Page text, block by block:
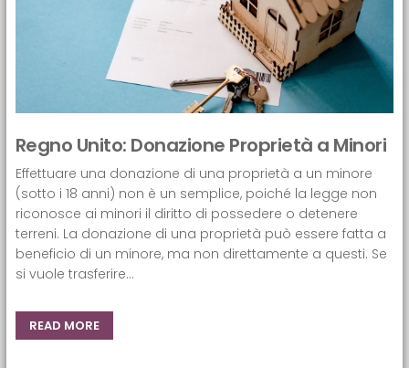
Regno Unito: Donazione Proprietà a Minori
Effettuare una donazione di una proprietà a un minore
(sotto i 18 anni) non è un semplice, poiché la legge non
riconosce ai minori il diritto di possedere o detenere
terreni. La donazione di una proprietà può essere fatta a
beneficio di un minore, ma non direttamente a questi. Se
si vuole trasferire...
READ MORE